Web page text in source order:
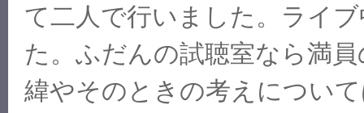
て二人で行いました。ライ
た。ふだんの試聴室なら満
緯やそのときの考えについ